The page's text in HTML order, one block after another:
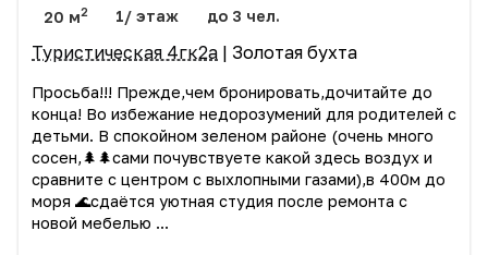
20 м2 1/ этаж до 3 чел.
Туристическая 4гк2а | Золотая бухта
Просьба!!! Прежде,чем бронировать,дочитайте до
конца! Во избежание недорозумений для родителей с
детьми. В спокойном зеленом районе (очень много
сосен,🌲🌲сами почувствуете какой здесь воздух и
сравните с центром с выхлопными газами),в 400м до
моря 🌊сдаётся уютная студия после ремонта с
новой мебелью ...